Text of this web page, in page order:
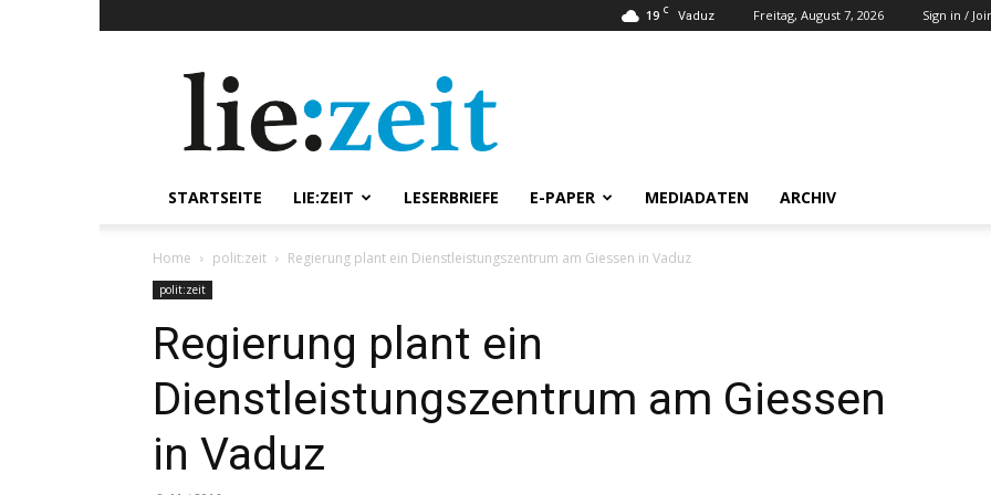
19 C Vaduz Freitag, August 7, 2026 Sign in /
STARTSEITE LIE:ZEIT LESERBRIEFE E-PAPER MEDIADATEN ARCHIV
Home polit:zeit Regierung plant ein Dienstleistungszentrum am Giessen in Vaduz
polit:zeit
Regierung plant ein
Dienstleistungszentrum am Giessen
in Vaduz